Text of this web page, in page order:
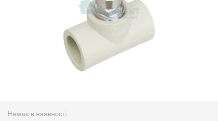
Немає в наявності